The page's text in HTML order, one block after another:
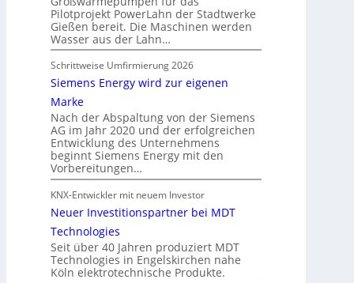
Pilotprojekt PowerLahn der Stadtwerke
Gießen bereit. Die Maschinen werden
Wasser aus der Lahn…
Schrittweise Umfirmierung 2026
Siemens Energy wird zur eigenen
Marke
Nach der Abspaltung von der Siemens
AG im Jahr 2020 und der erfolgreichen
Entwicklung des Unternehmens
beginnt Siemens Energy mit den
Vorbereitungen…
KNX-Entwickler mit neuem Investor
Neuer Investitionspartner bei MDT
Technologies
Seit über 40 Jahren produziert MDT
Technologies in Engelskirchen nahe
Köln elektrotechnische Produkte.